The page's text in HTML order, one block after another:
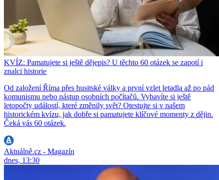
KVÍZ: Pamatujete si ještě dějepis? U těchto 60 otázek se zapotí i
znalci historie
Od založení Říma přes husitské války a první vzlet letadla až po pád
komunismu nebo nástup osobních počítačů. Vybavíte si ještě
letopočty událostí, které změnily svět? Otestujte si v našem
historickém kvízu, jak dobře si pamatujete klíčové momenty z dějin.
Čeká vás 60 otázek.
Aktuálně.cz - Magazín
dnes, 13:30